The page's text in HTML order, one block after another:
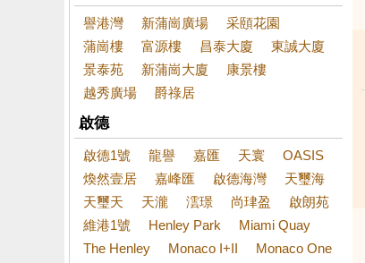
譽港灣 新蒲崗廣場
采頤花園
蒲崗樓
富源樓 昌泰大廈
東誠大廈
景泰苑
新蒲崗大廈
康景樓
越秀廣場
爵祿居
啟德
啟德1號 龍譽 嘉匯 天寰
OASIS
煥然壹居
嘉峰匯 啟德海灣
天璽海
天璽天
天瀧 澐璟 尚珒盈
啟朗苑
維港1號
Henley Park
Miami Quay
The Henley
Monaco I+II
Monaco One